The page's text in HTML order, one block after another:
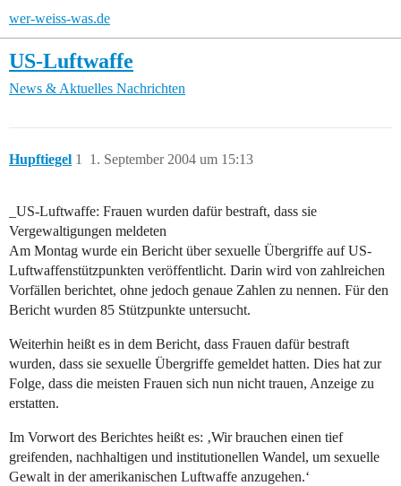
wer-weiss-was.de
US-Luftwaffe
News & Aktuelles Nachrichten
Hupftiegel 1. September 2004 um 15:13
1
_US-Luftwaffe: Frauen wurden dafür bestraft, dass sie
Vergewaltigungen meldeten
Am Montag wurde ein Bericht über sexuelle Übergriffe auf US-
Luftwaffenstützpunkten veröffentlicht. Darin wird von zahlreichen
Vorfällen berichtet, ohne jedoch genaue Zahlen zu nennen. Für den
Bericht wurden 85 Stützpunkte untersucht.
Weiterhin heißt es in dem Bericht, dass Frauen dafür bestraft
wurden, dass sie sexuelle Übergriffe gemeldet hatten. Dies hat zur
Folge, dass die meisten Frauen sich nun nicht trauen, Anzeige zu
erstatten.
Im Vorwort des Berichtes heißt es: ‚Wir brauchen einen tief
greifenden, nachhaltigen und institutionellen Wandel, um sexuelle
Gewalt in der amerikanischen Luftwaffe anzugehen.‘